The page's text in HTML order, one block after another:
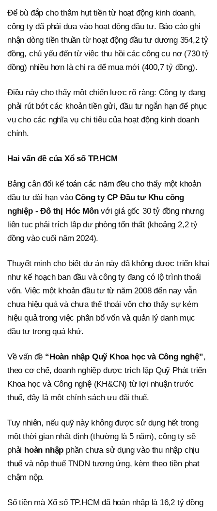
Để bù đắp cho thâm hụt tiền từ hoạt động kinh doanh,
công ty đã phải dựa vào hoạt động đầu tư. Báo cáo ghi
nhận dòng tiền thuần từ hoạt động đầu tư dương 354,2 tỷ
đồng, chủ yếu đến từ việc thu hồi các công cụ nợ (730 tỷ
đồng) nhiều hơn là chi ra để mua mới (400,7 tỷ đồng).
Điều này cho thấy một chiến lược rõ ràng: Công ty đang
phải rút bớt các khoản tiền gửi, đầu tư ngắn hạn để phục
vụ cho các nghĩa vụ chi tiêu của hoạt động kinh doanh
chính.
Hai vấn đề của Xổ số TP.HCM
Bảng cân đối kế toán các năm đều cho thấy một khoản
đầu tư dài hạn vàoCông ty CP Đầu tư Khu công
nghiệp - Đô thị Hóc Mônvới giá gốc 30 tỷ đồng nhưng
liên tục phải trích lập dự phòng tổn thất (khoảng 2,2 tỷ
đồng vào cuối năm 2024).
Thuyết minh cho biết dự án này đã không được triển khai
như kế hoạch ban đầu và công ty đang có lộ trình thoái
vốn. Việc một khoản đầu tư từ năm 2008 đến nay vẫn
chưa hiệu quả và chưa thể thoái vốn cho thấy sự kém
hiệu quả trong việc phân bổ vốn và quản lý danh mục
đầu tư trong quá khứ.
Về vấn đề “Hoàn nhập Quỹ Khoa học và Công nghệ”,
theo cơ chế, doanh nghiệp được trích lập Quỹ Phát triển
Khoa học và Công nghệ (KH&CN) từ lợi nhuận trước
thuế, đây là một chính sách ưu đãi thuế.
Tuy nhiên, nếu quỹ này không được sử dụng hết trong
một thời gian nhất định (thường là 5 năm), công ty sẽ
phải hoàn nhập phần chưa sử dụng vào thu nhập chịu
thuế và nộp thuế TNDN tương ứng, kèm theo tiền phạt
chậm nộp.
Số tiền mà Xổ số TP.HCM đã hoàn nhập là 16,2 tỷ đồng